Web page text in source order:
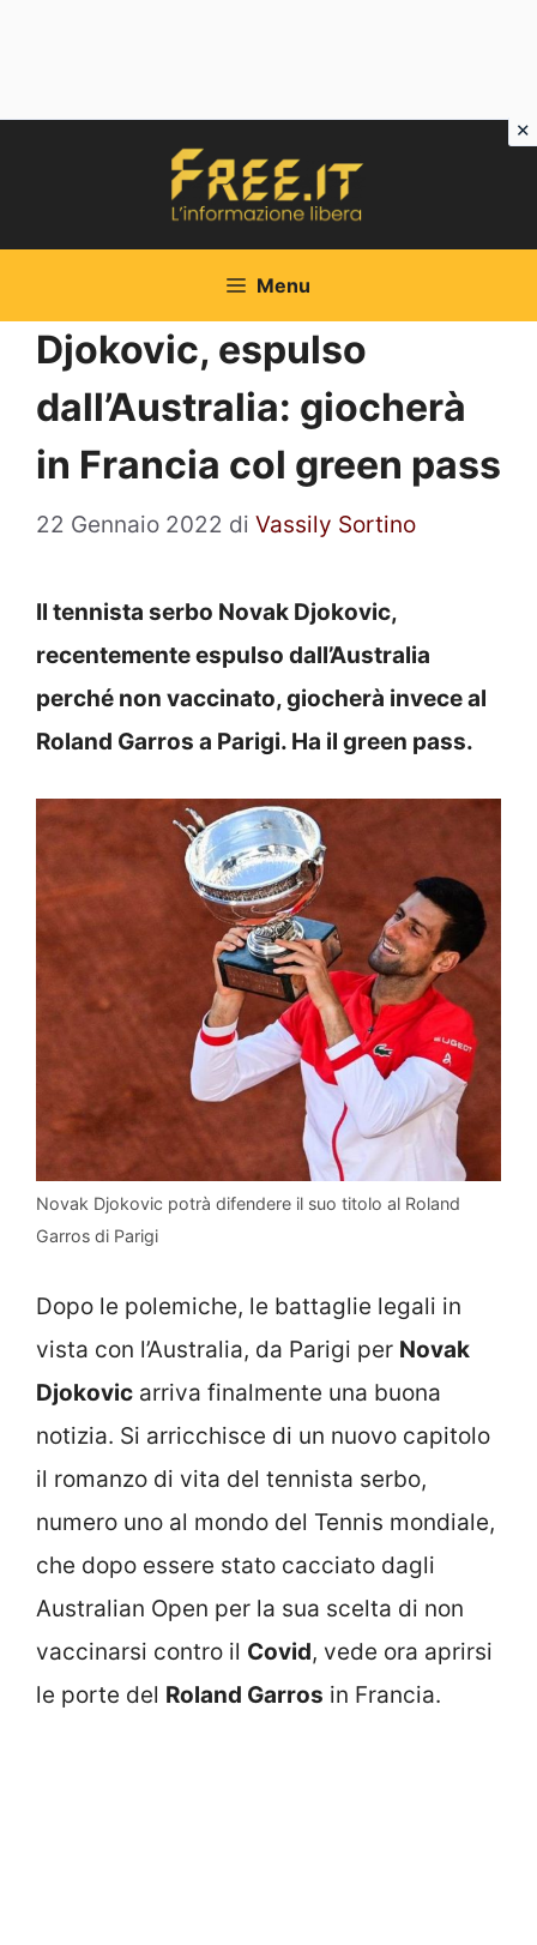
Menu
Djokovic, espulso
dall’Australia: giocherà
in Francia col green pass
22 Gennaio 2022 di Vassily Sortino
Il tennista serbo Novak Djokovic,
recentemente espulso dall’Australia
perché non vaccinato, giocherà invece al
Roland Garros a Parigi. Ha il green pass.
Novak Djokovic potrà difendere il suo titolo al Roland
Garros di Parigi
Dopo le polemiche, le battaglie legali in
vista con l’Australia, da Parigi per Novak
Djokovic arriva finalmente una buona
notizia. Si arricchisce di un nuovo capitolo
il romanzo di vita del tennista serbo,
numero uno al mondo del Tennis mondiale,
che dopo essere stato cacciato dagli
Australian Open per la sua scelta di non
vaccinarsi contro il Covid, vede ora aprirsi
le porte del Roland Garros in Francia.